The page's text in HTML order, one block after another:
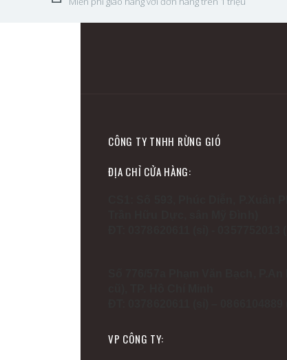
CÔNG TY TNHH RỪNG GIÓ
ĐỊA CHỈ CỬA HÀNG:
VP CÔNG TY: